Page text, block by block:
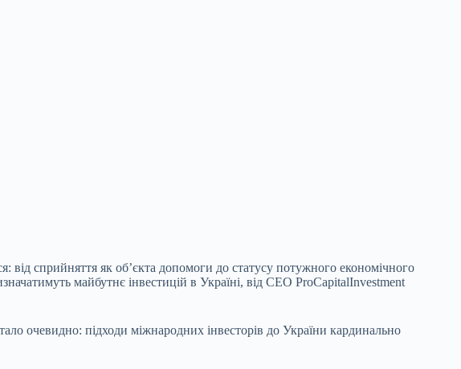
від сприйняття як обʼєкта допомоги до статусу потужного економічного
майбутнє інвестицій в Україні, від CEO ProCapitalInvestment
очевидно: підходи міжнародних інвесторів до України кардинально